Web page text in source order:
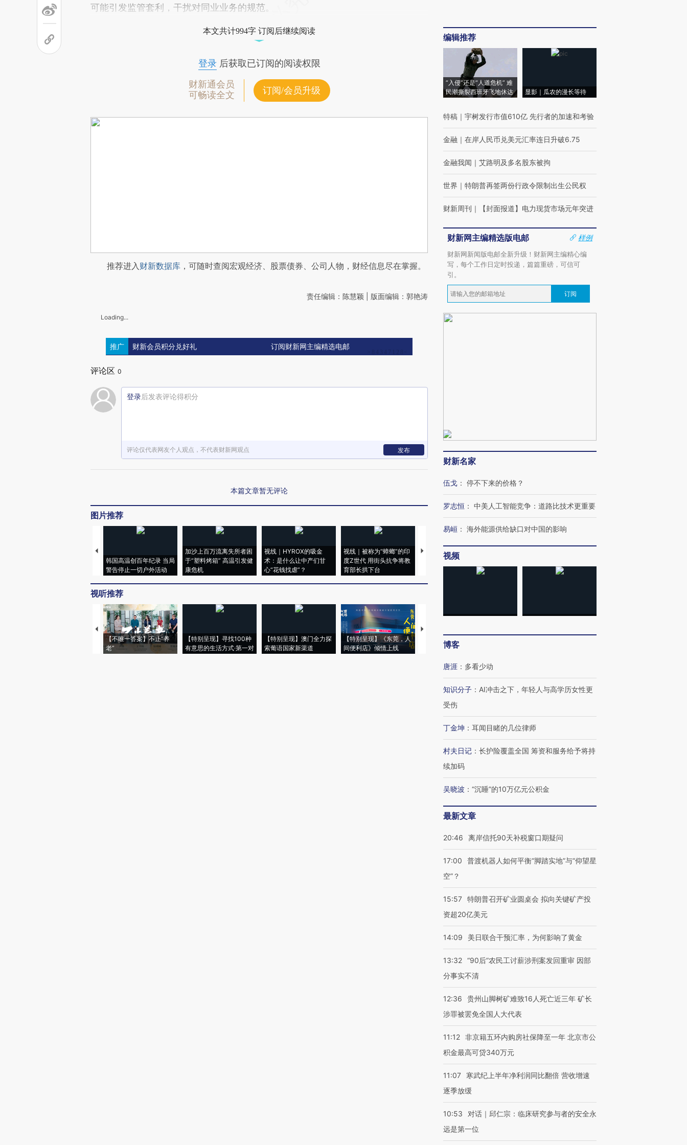
可能引发监管套利，干扰对同业业务的规范。
本文共计994字 订阅后继续阅读
登录后获取已订阅的阅读权限
财新通会员
可畅读全文
订阅/会员升级
推荐进入财新数据库 ，可随时查阅宏观经济、股票债券、公司人物，财经信息尽在掌握。
责任编辑：陈慧颖 | 版面编辑：郭艳涛
Loading...
推广 财新会员积分兑好礼 订阅财新网主编精选电邮
评论区 0
登录后发表评论得积分
评论仅代表网友个人观点，不代表财新网观点 发布
本篇文章暂无评论
图片推荐
韩国高温创百年纪录 当局
警告停止一切户外活动
加沙上百万流离失所者困
于“塑料烤箱” 高温引发健
康危机
视线｜HYROX的吸金
术：是什么让中产们甘
心“花钱找虐”？
视线｜被称为“蟑螂”的印
度Z世代 用街头抗争将教
育部长拱下台
视线｜“入侵”还是“人道危
机”？难民潮撕裂西班牙
视听推荐
【不唯一答案】不止“养
老”
【特别呈现】寻找100种
有意思的生活方式·第一对
【特别呈现】澳门全力探
索葡语国家新渠道
【特别呈现】《东莞，人
间便利店》倾情上线
【推广】走进第四届链博
会，让数智科技“链”接产
编辑推荐
“入侵”还是“人道危机” 难
民潮撕裂西班牙飞地休达
显影｜瓜农的漫长等待
特稿 ｜ 宇树发行市值610亿 先行者的加速和考验
金融 ｜ 在岸人民币兑美元汇率连日升破6.75
金融我闻 ｜ 艾路明及多名股东被拘
世界 ｜ 特朗普再签两份行政令限制出生公民权
财新周刊 ｜ 【封面报道】电力现货市场元年突进
财新网主编精选版电邮
样例
财新网新闻版电邮全新升级！财新网主编精心编
写，每个工作日定时投递，篇篇重磅，可信可
引。
订阅
财新名家
伍戈 ： 停不下来的价格？
罗志恒 ： 中美人工智能竞争：道路比技术更重要
易峘 ： 海外能源供给缺口对中国的影响
视频
博客
唐涯 ： 多看少动
知识分子 ： AI冲击之下，年轻人与高学历女性更
受伤
丁金坤 ： 耳闻目睹的几位律师
村夫日记 ： 长护险覆盖全国 筹资和服务给予将持
续加码
吴晓波 ： “沉睡”的10万亿元公积金
最新文章
20:46 离岸信托90天补税窗口期疑问
17:00
普渡机器人如何平衡“脚踏实地”与“仰望星
空”？
15:57 特朗普召开矿业圆桌会 拟向关键矿产投
资超20亿美元
14:09 美日联合干预汇率，为何影响了黄金
13:32 “90后”农民工讨薪涉刑案发回重审 因部
分事实不清
12:36
贵州山脚树矿难致16人死亡近三年 矿长
涉罪被罢免全国人大代表
11:12 非京籍五环内购房社保降至一年 北京市公
积金最高可贷340万元
11:07
寒武纪上半年净利润同比翻倍 营收增速
逐季放缓
10:53
对话｜邱仁宗：临床研究参与者的安全永
远是第一位